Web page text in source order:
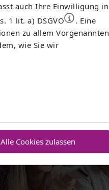
auch Ihre Einwilligung in
1 lit. a) DSGVO
. Eine
zu allem Vorgenannten
wie Sie wir
Alle Cookies zulassen